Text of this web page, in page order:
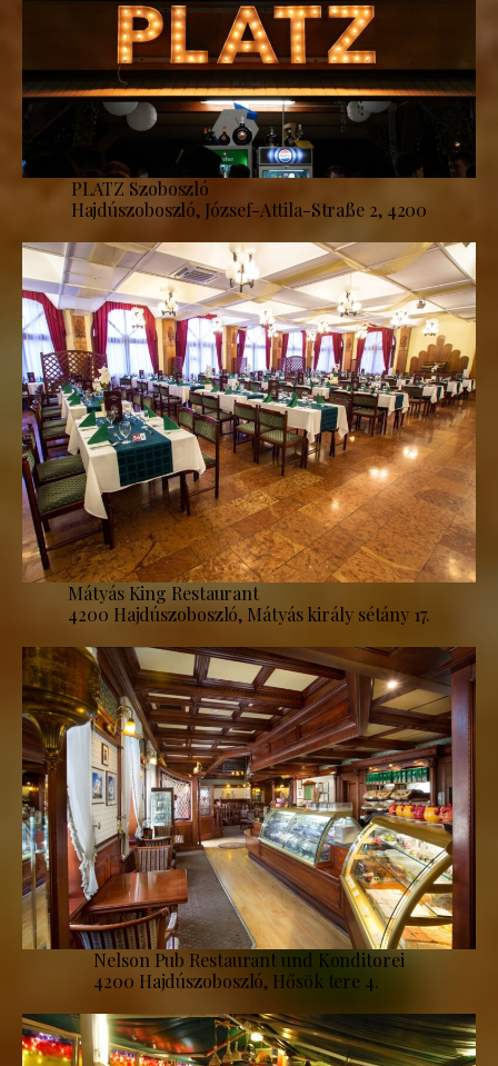
PLATZ Szoboszló
Hajdúszoboszló, József-Attila-Straße 2, 4200
Mátyás King Restaurant
4200 Hajdúszoboszló, Mátyás király sétány 17.
Nelson Pub Restaurant und Konditorei
4200 Hajdúszoboszló, Hősök tere 4.